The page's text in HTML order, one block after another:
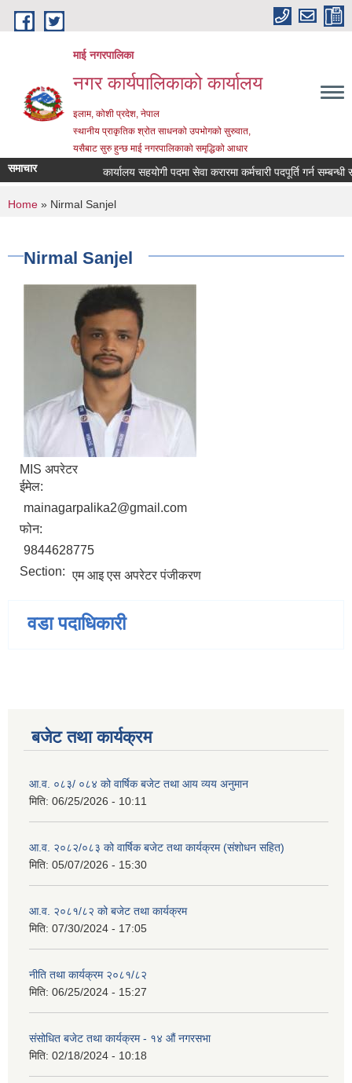
Skip to main content
माई नगरपालिका
नगर कार्यपालिकाको कार्यालय
इलाम, कोशी प्रदेश, नेपाल
स्थानीय प्राकृतिक श्रोत साधनको उपभोगको सुरुवात,
यसैबाट सुरु हुन्छ माई नगरपालिकाको समृद्धिको आधार
समाचार कार्यालय सहयोगी पदमा सेवा करारमा कर्मचारी पदपूर्ति गर्न सम्बन्धी
You are here
Home » Nirmal Sanjel
Nirmal Sanjel
MIS अपरेटर
ईमेल:
mainagarpalika2@gmail.com
फोन:
9844628775
Section: एम आइ एस अपरेटर पंजीकरण
वडा पदाधिकारी
बजेट तथा कार्यक्रम
आ.व. ०८३/ ०८४ को वार्षिक बजेट तथा आय व्यय अनुमान
मिति: 06/25/2026 - 10:11
आ.व. २०८२/०८३ को वार्षिक बजेट तथा कार्यक्रम (संशोधन सहित)
मिति: 05/07/2026 - 15:30
आ.व. २०८१/८२ को बजेट तथा कार्यक्रम
मिति: 07/30/2024 - 17:05
नीति तथा कार्यक्रम २०८१/८२
मिति: 06/25/2024 - 15:27
संसोधित बजेट तथा कार्यक्रम - १४ औं नगरसभा
मिति: 02/18/2024 - 10:18